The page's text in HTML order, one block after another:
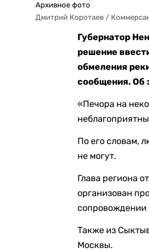
Архивное фото
Дмитрий Коротаев /
Губернатор
решение
обмеления
сообщения. Об
«Печора на
По его словам,
не могут.
Глава региона
организован
сопровождении
Также из
Москвы.